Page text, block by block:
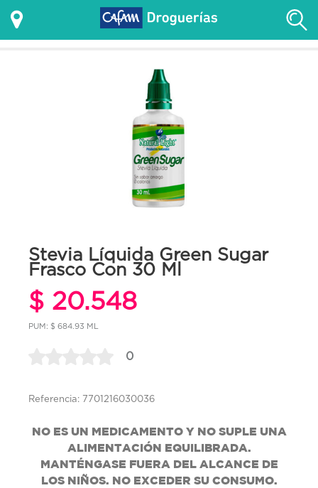
Stevia Líquida Green Sugar
Frasco Con 30 Ml
$ 20.548
PUM: $ 684.93 ML
0
Referencia: 7701216030036
NO ES UN MEDICAMENTO Y NO SUPLE UNA
ALIMENTACIÓN EQUILIBRADA.
MANTÉNGASE FUERA DEL ALCANCE DE
LOS NIÑOS. NO EXCEDER SU CONSUMO.